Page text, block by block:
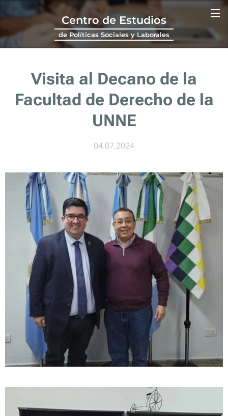
Centro de Estudios
de Políticas Sociales y Laborales
Visita al Decano de la
Facultad de Derecho de la
UNNE
04.07.2024